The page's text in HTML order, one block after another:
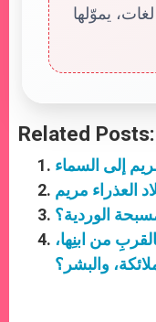
يموّلها
Related Posts:
إلى السماء
العذراء مريم
الوردية؟
من ابنِها،
والبشر؟